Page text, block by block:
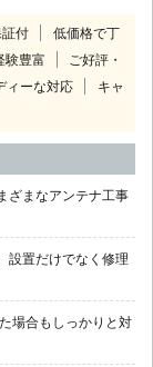
付
低価格で丁
験豊富
ご好評・
ィーな対応
キャ
ざまなアンテナ工事
設置だけでなく修理
場合もしっかりと対